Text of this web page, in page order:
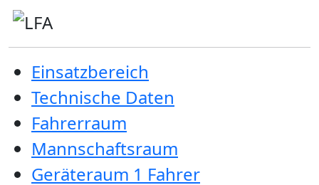
Einsatzbereich
Technische Daten
Fahrerraum
Mannschaftsraum
Geräteraum 1 Fahrer